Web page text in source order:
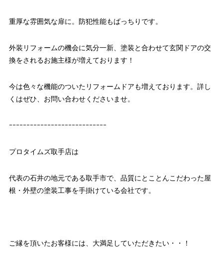
重厚な雰囲気な扉に。防犯性能もばっちりです。
外装リフォームの機会に気分一新、塗装と合わせて玄関ドアの交
換をされるお施主様が増えております！
今は色々な機能のついたリフォームドアも増えております。詳し
くはぜひ、お問い合わせくださいませ。
ｰｰｰｰｰｰｰｰｰｰｰｰｰｰｰｰｰｰｰｰｰｰｰｰｰｰｰｰ
プロタイムズ取手店は
代表の石井の地元である取手市で、品質にとことんこだわった屋
根・外壁の塗装工事を手掛けている会社です。
ご縁を頂いたお客様には、大満足していただきたい・・！